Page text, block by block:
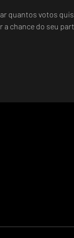
quantos votos
a chance do seu